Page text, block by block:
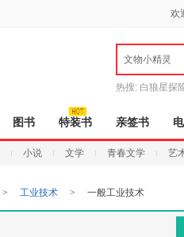
欢
文物小精灵
热搜: 白狼星探
图书 特装书 亲签书
小说 文学 青春文学 艺
> 工业技术 > 一般工业技术